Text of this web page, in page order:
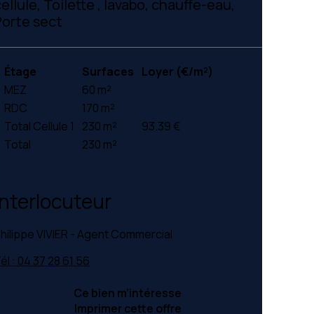
Toilette , lavabo, chauffe-eau,
sect
Étage Surfaces Loyer (€/m²)
MEZ
60 m²
RDC
170 m²
Total Cellule 1
230 m²
93.39 €
Total
230 m²
VIVIER - Agent Commercial
: 04 37 28 61 56
Ce bien m’intéresse
Imprimer cette offre